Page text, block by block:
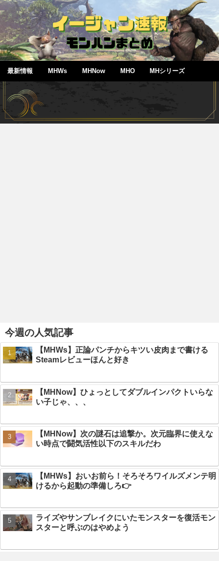
最新情報 MHWs MHNow MHO MHシリーズ
今週の人気記事
【MHWs】正論パンチからキツい皮肉まで書ける
Steamレビューほんと好き
【MHNow】ひょっとしてダブルインパクトいらな
い子じゃ、、、
【MHNow】次の謎石は追撃か。次元臨界に使えな
い時点で闘気活性以下のスキルだわ
【MHWs】おいお前ら！そろそろワイルズメンテ明
けるから起動の準備しろ👉
ライズやサンブレイクにいたモンスターを復活モン
スターと呼ぶのはやめよう